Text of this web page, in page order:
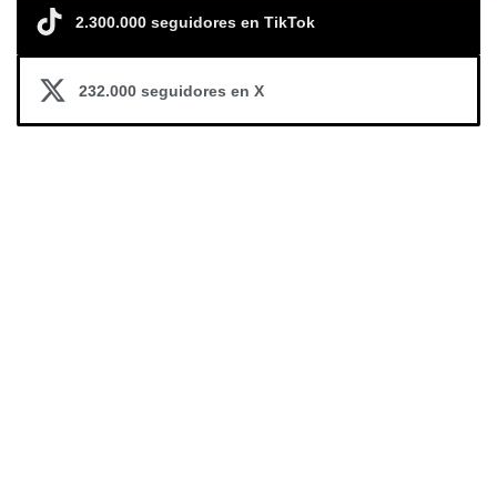
2.300.000 seguidores en TikTok
232.000 seguidores en X